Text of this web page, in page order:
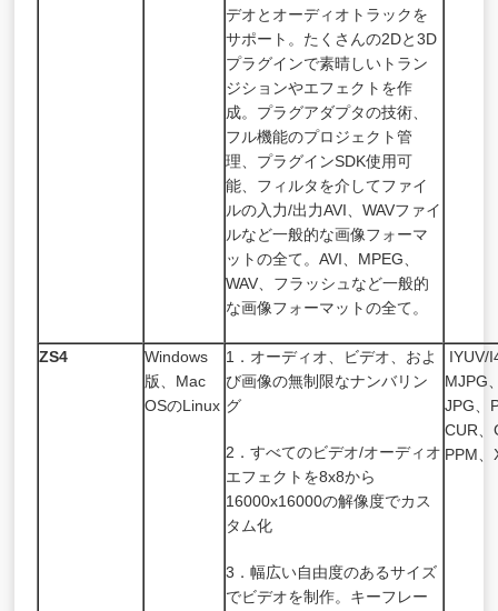
デオとオーディオトラックを
サポート。たくさんの2Dと3D
プラグインで素晴しいトラン
ジションやエフェクトを作
成。プラグアダプタの技術、
フル機能のプロジェクト管
理、プラグインSDK使用可
能、フィルタを介してファイ
ルの入力/出力AVI 、WAVファイ
ルなど一般的な画像フォーマ
ットの全て。AVI MPEG
WAV 、フラッシュなど一般的
な画像フォーマットの全て。
ZS4
Windows
版、Mac
OSのLinux
1．オーディオ、ビデオ、およ
び画像の無制限なナンバリン
グ
2．すべてのビデオ/オーディオ
エフェクトを8x8から
16000x16000の解像度でカス
タム化
3．幅広い自由度のあるサイズ
でビデオを制作。キーフレー
IYUV/
MJPG
JPG、
CUR
PPM